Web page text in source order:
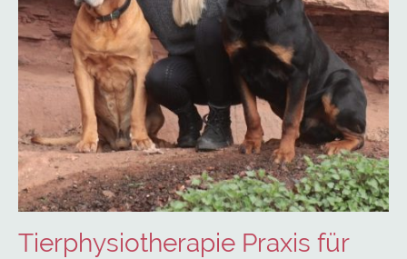
Tierphysiotherapie Praxis für